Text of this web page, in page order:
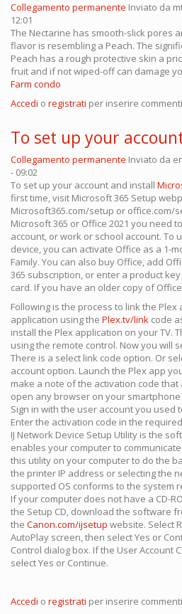
Collegamento permanente Inviato da
12:01
The Nectarine has smooth-slick pores
flavor is resembling a Peach. The
Peach has a rough protective skin a
fruit and if not wiped-off can damage
Farm condo
Accedi o registrati per inserire
To set up your
Collegamento permanente Inviato da
- 09:02
To set up your account and install
first time, visit Microsoft 365 Setup
Microsoft365.com/setup or office.com/
Microsoft 365 or Office 2021 you need
account, or work or school account. To
device, you can activate Office as a 1-
Family. You can also buy Office, add
365 subscription, or enter a product
card. If you have an older copy of
Following is the process to link the Plex
application using the Plex.tv/link code
install the Plex application on your TV.
using the remote control. Now you will
There is a select link code option. Or
account option. Launch the Plex app
make a note of the activation code
open any browser on your smartphone
Sign in with the user account you used
Enter the activation code in the
IJ Network Device Setup Utility is the
enables your computer to
this utility on your computer to do the
the printer IP address or selecting the
supported OS conforms to the system
If your computer does not have a CD-
the Setup CD, download the software
the Canon.com/ijsetup website. Select
AutoPlay screen, then select Yes or
Control dialog box. If the User Account
select Yes or Continue.
Accedi o registrati per inserire